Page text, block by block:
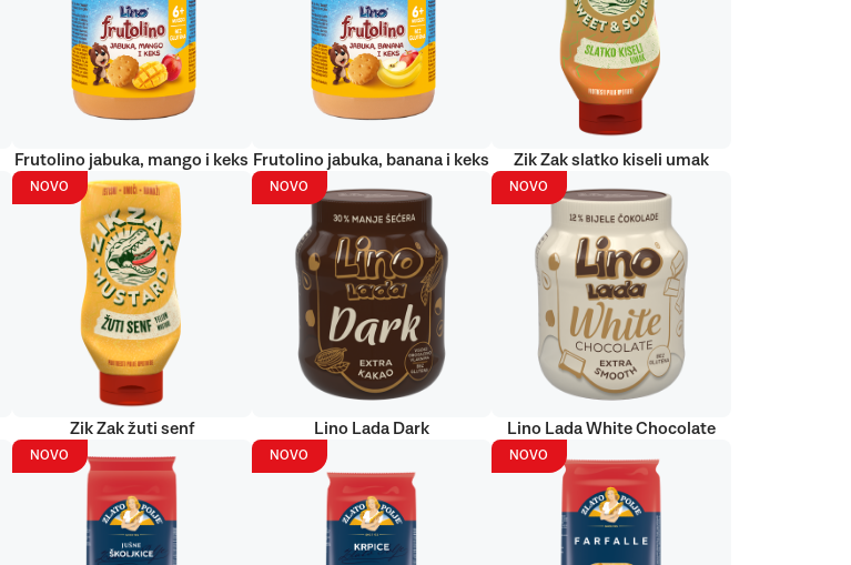
Frutolino jabuka, mango i keks Frutolino jabuka, banana i keks Zik Zak slatko kiseli umak
NOVO
Zik Zak žuti senf
NOVO
Lino Lada Dark
NOVO
Lino Lada White Chocolate
NOVO NOVO NOVO